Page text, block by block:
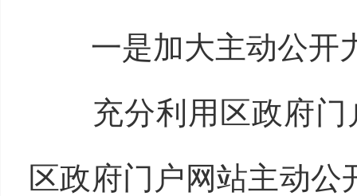
一是加大主动公开
充分利用区政府门
区政府门户网站主动公